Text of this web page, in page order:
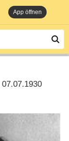
App öffnen